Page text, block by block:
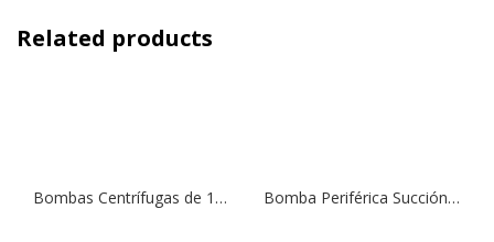
Related products
Bombas Centrífugas de 1 Impulsor SM 150 | 1,5 HP | 220 V. Bomba Periférica Succión Lateral CTM 61 | 0,5 HP | 220 V.